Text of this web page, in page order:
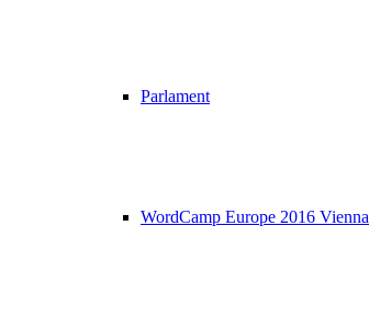
Parlament
WordCamp Europe 2016 Vienna